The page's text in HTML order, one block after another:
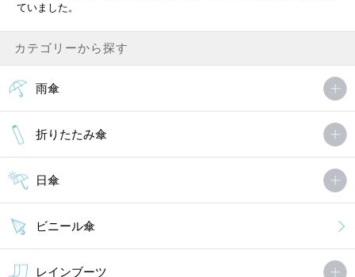
ていました。
カテゴリーから探す
雨傘
折りたたみ傘
日傘
ビニール傘
レインブーツ